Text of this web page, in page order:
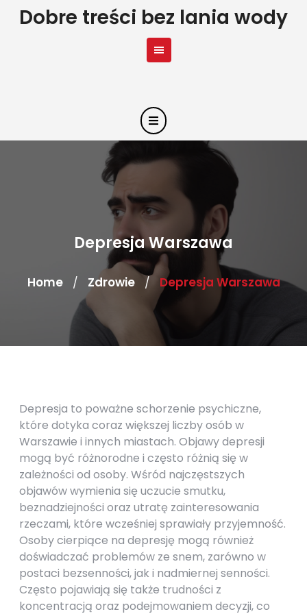
SkipDobre treści bez lania wody
Depresja Warszawa
Home / Zdrowie / Depresja Warszawa
Depresja to poważne schorzenie psychiczne,
które dotyka coraz większej liczby osób w
Warszawie i innych miastach. Objawy depresji
mogą być różnorodne i często różnią się w
zależności od osoby. Wśród najczęstszych
objawów wymienia się uczucie smutku,
beznadziejności oraz utratę zainteresowania
rzeczami, które wcześniej sprawiały przyjemność.
Osoby cierpiące na depresję mogą również
doświadczać problemów ze snem, zarówno w
postaci bezsenności, jak i nadmiernej senności.
Często pojawiają się także trudności z
koncentracją oraz podejmowaniem decyzji, co